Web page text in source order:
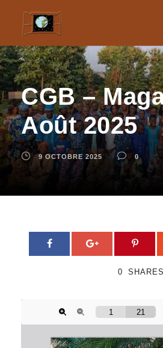
CGB –
Août 2025
9 OCTOBRE 2025 0
0 SHARES